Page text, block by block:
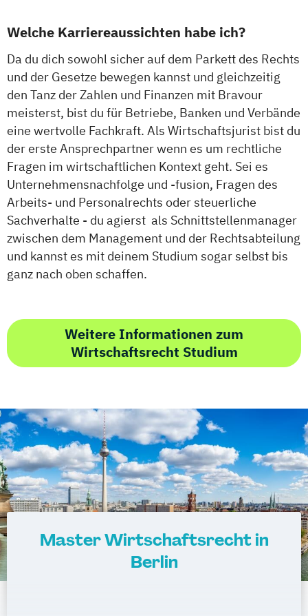
Welche Karriereaussichten habe ich?
Da du dich sowohl sicher auf dem Parkett des Rechts
und der Gesetze bewegen kannst und gleichzeitig
den Tanz der Zahlen und Finanzen mit Bravour
meisterst, bist du für Betriebe, Banken und Verbände
eine wertvolle Fachkraft. Als Wirtschaftsjurist bist du
der erste Ansprechpartner wenn es um rechtliche
Fragen im wirtschaftlichen Kontext geht. Sei es
Unternehmensnachfolge und -fusion, Fragen des
Arbeits- und Personalrechts oder steuerliche
Sachverhalte - du agierst als Schnittstellenmanager
zwischen dem Management und der Rechtsabteilung
und kannst es mit deinem Studium sogar selbst bis
ganz nach oben schaffen.
Weitere Informationen zum
Wirtschaftsrecht Studium
Master Wirtschaftsrecht in
Berlin